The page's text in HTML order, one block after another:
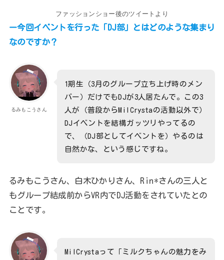
ファッションショー後のツイートより
ー今回イベントを行った「DJ部」とはどのような集まり
なのですか？
るみもこうさん
1期生（3月のグループ立ち上げ時のメン
バー）だけでもDJが3人居たんで。この3
人が（普段からMilCrystaの活動以外で）
DJイベントを結構ガッツリやってるの
で、（DJ部としてイベントを）やるのは
自然かな、という感じですね。
るみもこうさん、白木ひかりさん、Rin*さんの三人と
もグループ結成前からVR内でDJ活動をされていたとの
ことです。
MilCrystaって「ミルクちゃんの魅力をみ